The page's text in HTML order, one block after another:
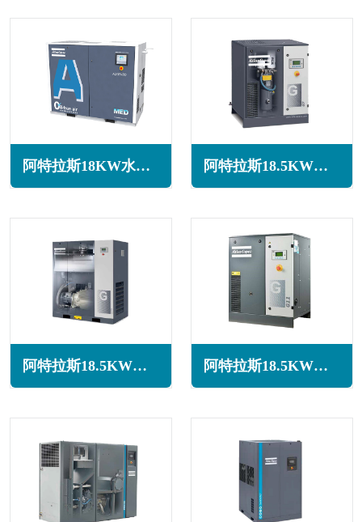
阿特拉斯18KW水润滑空压机AQ18 VSD系列 阿特拉斯18.5KW螺杆空压机G18系列
阿特拉斯18.5KW激光切割专用空压机GA18系列 阿特拉斯18.5KW工频螺杆空压机GA18系列